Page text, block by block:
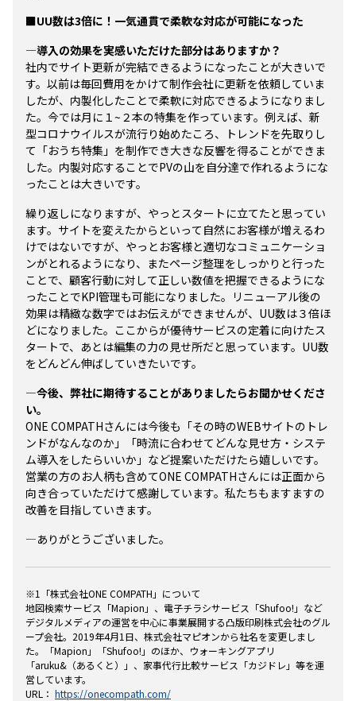
■UU数は3倍に！一気通貫で柔軟な対応が可能になった
―導入の効果を実感いただけた部分はありますか？
社内でサイト更新が完結できるようになったことが大きいで
す。以前は毎回費用をかけて制作会社に更新を依頼していま
したが、内製化したことで柔軟に対応できるようになりまし
た。今では月に１~２本の特集を作っています。例えば、新
型コロナウイルスが流行り始めたころ、トレンドを先取りし
て「おうち特集」を制作でき大きな反響を得ることができま
した。内製対応することでPVの山を自分達で作れるようにな
ったことは大きいです。
繰り返しになりますが、やっとスタートに立てたと思ってい
ます。サイトを変えたからといって自然にお客様が増えるわ
けではないですが、やっとお客様と適切なコミュニケーショ
ンがとれるようになり、またページ整理をしっかりと行った
ことで、顧客行動に対して正しい数値を把握できるようにな
ったことでKPI管理も可能になりました。リニューアル後の
効果は精緻な数字ではお伝えができませんが、UU数は３倍ほ
どになりました。ここからが優待サービスの定着に向けたス
タートで、あとは編集の力の見せ所だと思っています。UU数
をどんどん伸ばしていきたいです。
―今後、弊社に期待することがありましたらお聞かせくださ
い。
ONE COMPATHさんには今後も「その時のWEBサイトのトレ
ンドがなんなのか」「時流に合わせてどんな見せ方・システ
ム導入をしたらいいか」など提案いただけたら嬉しいです。
営業の方のお人柄も含めてONE COMPATHさんには正面から
向き合っていただけて感謝しています。私たちもますますの
改善を目指していきます。
―ありがとうございました。
※1「株式会社ONE COMPATH」について
地図検索サービス「Mapion」、電子チラシサービス「Shufoo!」など
デジタルメディアの運営を中心に事業展開する凸版印刷株式会社のグル
ープ会社。2019年4月1日、株式会社マピオンから社名を変更しまし
た。「Mapion」「Shufoo!」のほか、ウォーキングアプリ
「aruku&（あるくと）」、家事代行比較サービス「カジドレ」等を運
営しています。
URL： https://onecompath.com/